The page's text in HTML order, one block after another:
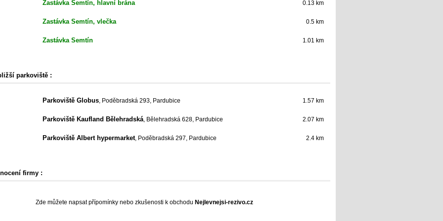
Zastávka Semtín, hlavní brána 0.13 km
Zastávka Semtín, vlečka 0.5 km
Zastávka Semtín 1.01 km
parkoviště :
Parkoviště Globus, Poděbradská 293, Pardubice 1.57 km
Parkoviště Kaufland Bělehradská, Bělehradská 628, Pardubice 2.07 km
Parkoviště Albert hypermarket, Poděbradská 297, Pardubice 2.4 km
firmy :
Zde můžete napsat přípomínky nebo zkušenosti k obchodu Nejlevnejsi-rezivo.cz